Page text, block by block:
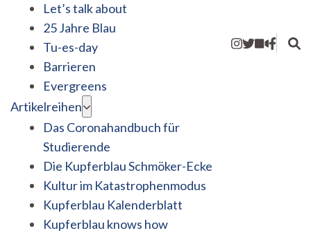
Let’s talk about
25 Jahre Blau
Tu-es-day
Barrieren
Evergreens
Artikelreihen
Das Coronahandbuch für
Studierende
Die Kupferblau Schmöker-Ecke
Kultur im Katastrophenmodus
Kupferblau Kalenderblatt
Kupferblau knows how